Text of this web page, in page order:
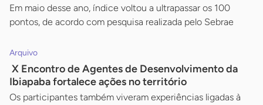
Em maio desse ano, índice voltou a ultrapassar os 100
pontos, de acordo com pesquisa realizada pelo Sebrae
Arquivo
X Encontro de Agentes de Desenvolvimento da
Ibiapaba fortalece ações no território
Os participantes também viveram experiências ligadas à